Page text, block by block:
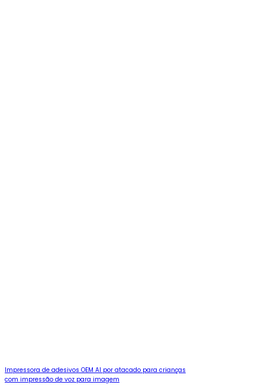
Impressora de adesivos OEM AI por atacado para crianças
com impressão de voz para imagem